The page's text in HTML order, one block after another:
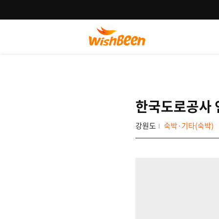
한국도로공사
강원도 숙박·기타(숙박)